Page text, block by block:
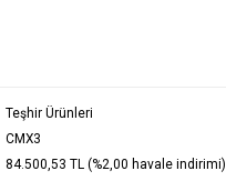
Teşhir Ürünleri
CMX3
84.500,53 TL (%2,00 havale indirimi)